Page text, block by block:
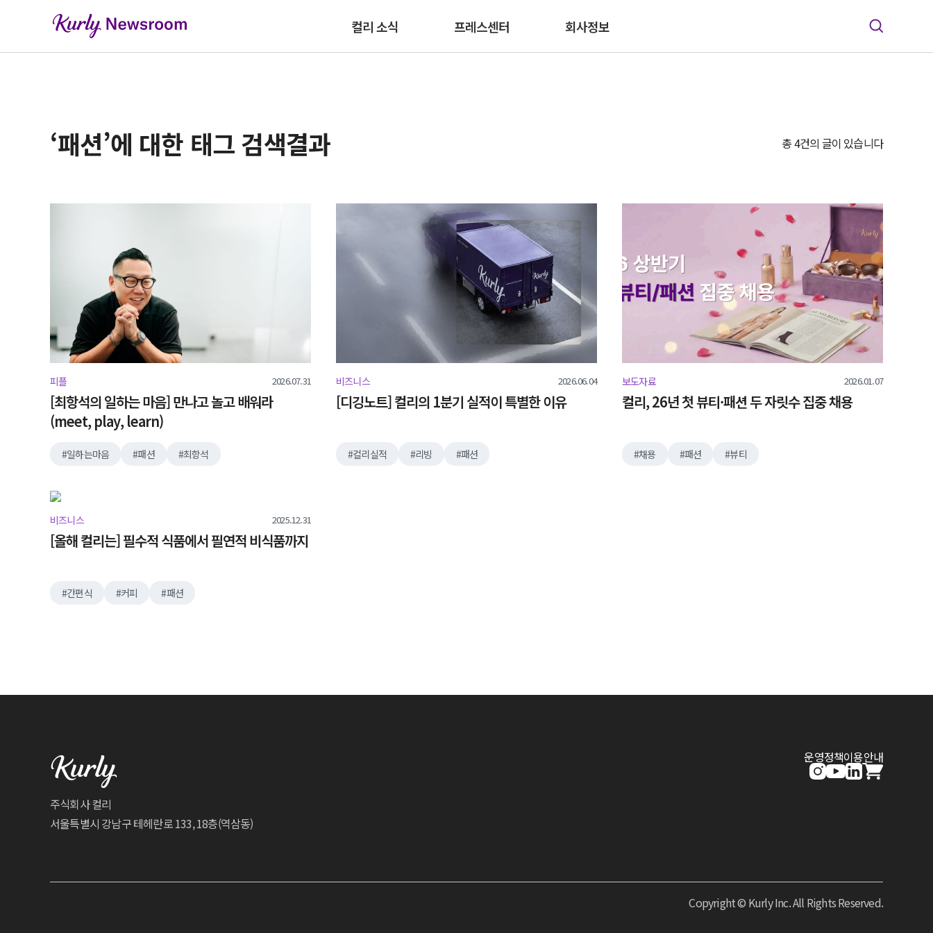
컬리 소식 프레스센터 회사정보
‘패션’에 대한 태그 검색결과 총 4건의 글이 있습니다
피플 2026.07.31
[최항석의 일하는 마음] 만나고 놀고 배워라
(meet, play, learn)
일하는마음 패션 최항석
비즈니스 2026.06.04
[디깅노트] 컬리의 1분기 실적이 특별한 이유
컬리실적 리빙 패션
보도자료 2026.01.07
컬리, 26년 첫 뷰티·패션 두 자릿수 집중 채용
채용 패션 뷰티
비즈니스 2025.12.31
[올해 컬리는] 필수적 식품에서 필연적 비식품까지
간편식 커피 패션
주식회사 컬리
서울특별시 강남구 테헤란로 133, 18층(역삼동)
운영정책이용안내
Copyright © Kurly Inc. All Rights Reserved.